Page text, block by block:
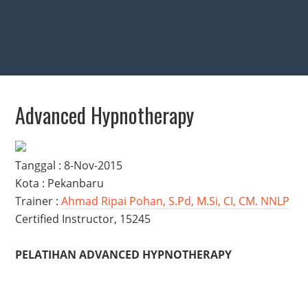
Advanced Hypnotherapy
Tanggal : 8-Nov-2015
Kota : Pekanbaru
Trainer :Ahmad Ripai Pohan, S.Pd, M.Si, CI, CM. NNLP
Certified Instructor, 15245
PELATIHAN ADVANCED HYPNOTHERAPY